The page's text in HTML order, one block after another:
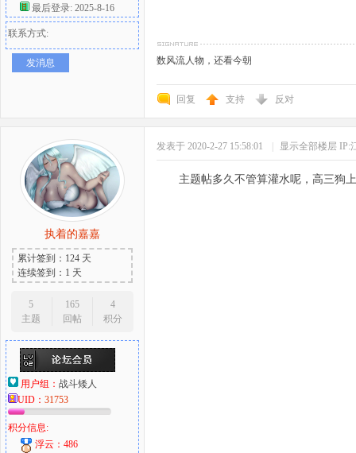
最后登录: 2025-8-16
联系方式:
发消息 数风流人物，还看今朝
回复 支持 反对
执着的嘉嘉
累计签到：124 天
连续签到：1 天
5
主题
165
回帖
4
积分
用户组： 战斗矮人
UID： 31753
积分信息:
浮云：486
发表于 2020-2-27 15:58:01 显示全部楼层 IP:
主题帖多久不管算灌水呢，高三狗